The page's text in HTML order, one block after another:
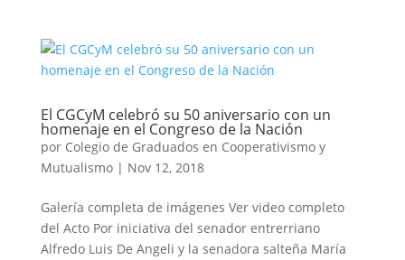
El CGCyM celebró su 50 aniversario con un
homenaje en el Congreso de la Nación
por Colegio de Graduados en Cooperativismo y
Mutualismo| Nov 12, 2018
Galería completa de imágenes Ver video completo
del Acto Por iniciativa del senador entrerriano
Alfredo Luis De Angeli y la senadora salteña María